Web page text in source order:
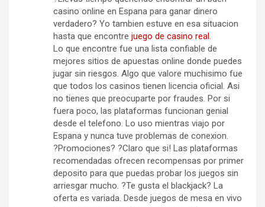
casino online en Espana para ganar dinero
verdadero? Yo tambien estuve en esa situacion
hasta que encontre juego de casino real.
Lo que encontre fue una lista confiable de
mejores sitios de apuestas online donde puedes
jugar sin riesgos. Algo que valore muchisimo fue
que todos los casinos tienen licencia oficial. Asi
no tienes que preocuparte por fraudes. Por si
fuera poco, las plataformas funcionan genial
desde el telefono. Lo uso mientras viajo por
Espana y nunca tuve problemas de conexion.
?Promociones? ?Claro que si! Las plataformas
recomendadas ofrecen recompensas por primer
deposito para que puedas probar los juegos sin
arriesgar mucho. ?Te gusta el blackjack? La
oferta es variada. Desde juegos de mesa en vivo